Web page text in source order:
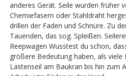
anderes Gerät. Seile wurden früher
Chemiefasern oder Stahldraht
drillen der Faden und Schnüre. Zu
Tauenden, das sog. Spleißen.
Reepwagen Wusstest du schon,
größere Bedeutung haben, als
Lastenseil am Baukran bis hin zum